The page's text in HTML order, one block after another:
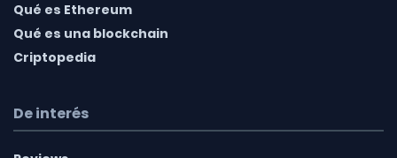
Qué es Ethereum
Qué es una blockchain
Criptopedia
De interés